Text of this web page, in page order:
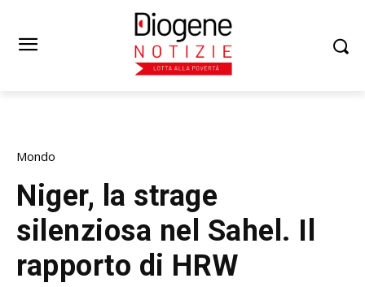
Mondo
Niger, la strage
silenziosa nel Sahel. Il
rapporto di HRW